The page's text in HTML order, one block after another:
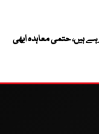
ہیں، حتمی معاہدہ ابھی